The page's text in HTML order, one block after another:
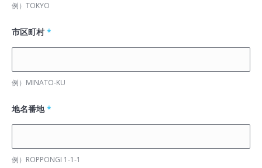
例）TOKYO
市区町村 *
例）MINATO-KU
地名番地 *
例）ROPPONGI 1-1-1